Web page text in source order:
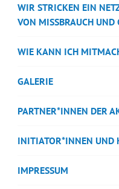
WIR STRICKEN EIN
VON MISSBRAUCH UND
WIE KANN ICH
GALERIE
PARTNER*INNEN DER
INITIATOR*INNEN UND
IMPRESSUM